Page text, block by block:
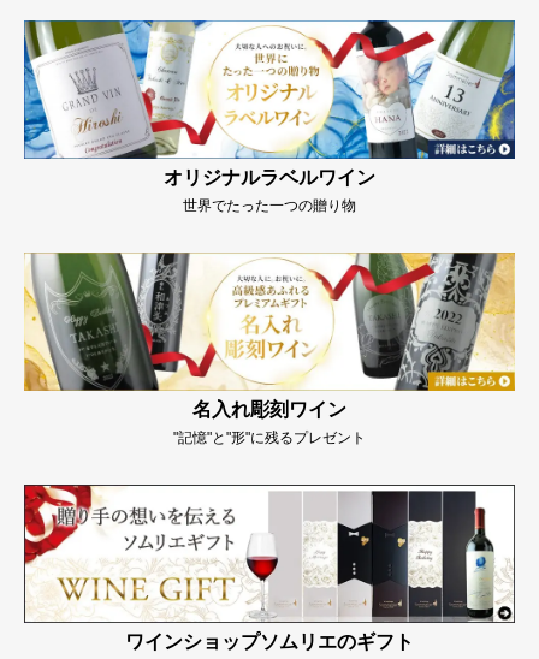
オリジナルラベルワイン
世界でたった一つの贈り物
名入れ彫刻ワイン
"記憶"と"形"に残るプレゼント
ワインショップソムリエのギフト